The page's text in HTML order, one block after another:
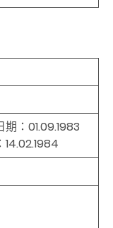
：01.09.1983